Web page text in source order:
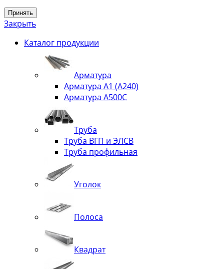
Принять
Закрыть
Каталог продукции
Арматура
Арматура А1 (А240)
Арматура А500С
Труба
Труба ВГП и ЭЛСВ
Труба профильная
Уголок
Полоса
Квадрат